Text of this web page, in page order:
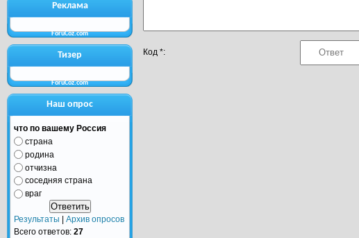
Код *:
Реклама
ForuCoz.com
Тизер
ForuCoz.com
Наш опрос
что по вашему Россия
страна
родина
отчизна
соседняя страна
враг
Результаты
Архив опросов
Всего ответов: 27